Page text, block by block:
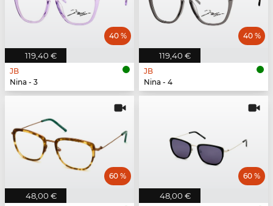
119,40 €
40 %
JB
Nina - 3
119,40 €
40 %
JB
Nina - 4
48,00 €
60 %
48,00 €
60 %